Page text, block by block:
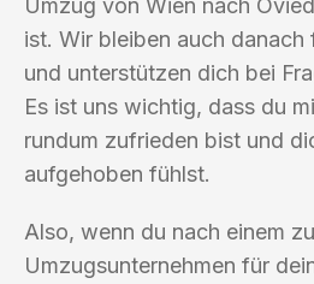
Umzug von Wien nach
ist. Wir bleiben auch
und unterstützen dich bei
Es ist uns wichtig, dass du
rundum zufrieden bist und
aufgehoben fühlst.
Also, wenn du nach einem
Umzugsunternehmen für